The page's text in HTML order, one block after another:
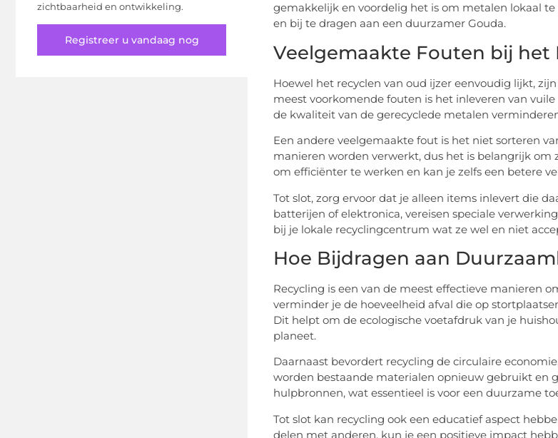
zichtbaarheid en ontwikkeling.
Registreer u vandaag nog
gemakkelijk en voordelig het is om metalen lokaal
en bij te dragen aan een duurzamer Gouda.
Veelgemaakte Fouten bij het
Hoewel het recyclen van oud ijzer eenvoudig lijkt,
meest voorkomende fouten is het inleveren van
de kwaliteit van de gerecyclede metalen
Een andere veelgemaakte fout is het niet sorteren
manieren worden verwerkt, dus het is belangrijk
om efficiënter te werken en kan je zelfs een betere
Tot slot, zorg ervoor dat je alleen items inlevert die
batterijen of elektronica, vereisen speciale
bij je lokale recyclingcentrum wat ze wel en niet
Hoe Bijdragen aan
Recycling is een van de meest effectieve manieren
verminder je de hoeveelheid afval die op
Dit helpt om de ecologische voetafdruk van je
planeet.
Daarnaast bevordert recycling de circulaire
worden bestaande materialen opnieuw gebruikt en
hulpbronnen, wat essentieel is voor een duurzame
Tot slot kan recycling ook een educatief aspect
delen met anderen, kun je een positieve impact